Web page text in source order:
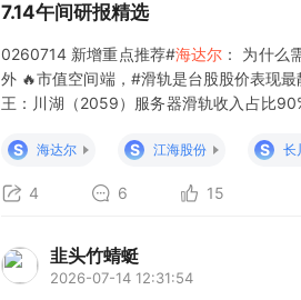
7.14午间研报精选
0260714 新增重点推荐#海达尔 ： 为什么
外 🔥市值空间端，#滑轨是台股股价表现
王：川湖（2059）服务器滑轨收入占比
S
海达尔 S 江海股份 S 长
4 6 15
韭头竹蜻蜓
2026-07-14 12:31:54